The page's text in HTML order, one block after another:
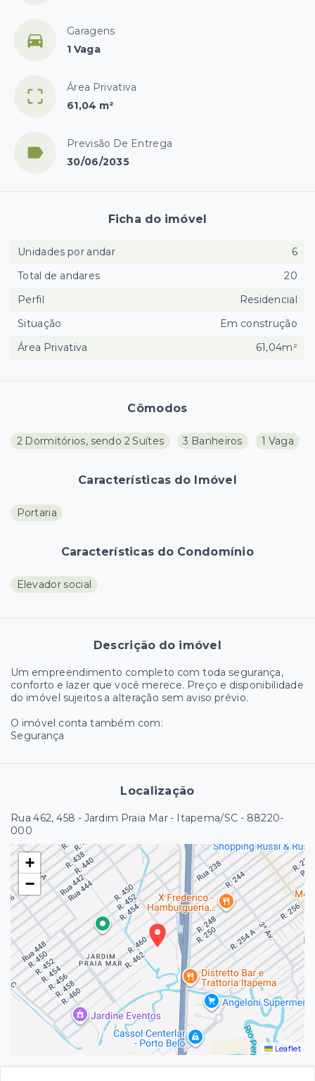
Garagens
1 Vaga
Área Privativa
61,04 m²
Previsão De Entrega
30/06/2035
Cômodos
2 Dormitórios, sendo 2 Suítes 3 Banheiros 1 Vaga
Características do Imóvel
Portaria
Características do Condomínio
Elevador social
Descrição do imóvel
Um empreendimento completo com toda segurança,
conforto e lazer que você merece. Preço e disponibilidade
do imóvel sujeitos a alteração sem aviso prévio.
O imóvel conta também com:
Segurança
Localização
Rua 462, 458 - Jardim Praia Mar - Itapema/SC - 88220-
000
+
−
Leaflet
Ficha do imóvel
Unidades por andar
6
Total de andares
20
Perfil
Residencial
Situação
Em construção
Área Privativa
61,04m²